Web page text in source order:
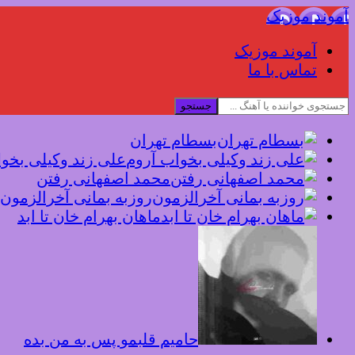
آموند موزیک
آموند موزیک
تماس با ما
جستجو
بسطام تهران
علی زند وکیلی
محمد اصفهانی رفتن
روزبه بمانی آخرالزمون
ماهان بهرام خان تا ابد
حامیم قلبمو پس به من بده